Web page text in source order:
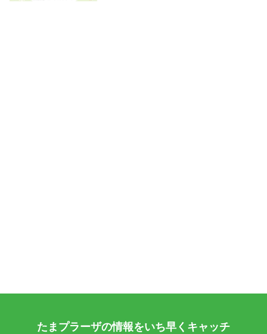
たまプラーザの情報をいち早くキャッチ